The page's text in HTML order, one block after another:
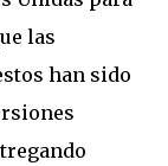
las
han sido